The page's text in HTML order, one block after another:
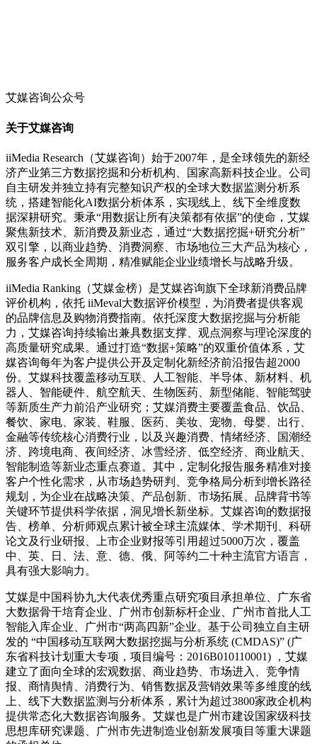
艾媒咨询公众号
关于艾媒咨询
iiMedia Research（艾媒咨询）始于2007年，是全球领先的新经
济产业第三方数据挖掘和分析机构、国家高新科技企业。公司
自主研发并独立持有完整知识产权的全球大数据监测分析系
统，搭建智能化AI数据分析体系，实现线上、线下全维度数
据深耕研究。秉承“用数据让所有决策都有依据”的使命，艾媒
聚焦新技术、新消费及新业态，通过“大数据挖掘+研究分析”
双引擎，以商业趋势、消费洞察、市场地位三大产品为核心，
服务客户成长全周期，精准赋能企业业绩增长与战略升级。
iiMedia Ranking（艾媒金榜）是艾媒咨询旗下全球新消费品牌
评价机构，依托 iiMeval大数据评价模型，为消费者提供客观
的品牌信息及购物消费指南。依托深度大数据挖掘与分析能
力，艾媒咨询持续输出兼具数据支撑、观点洞察与理论深度的
高质量研究成果。通过打造“数据+策略”的双重价值体系，艾
媒咨询每年为客户提供公开及定制化新经济前沿报告超2000
份。艾媒科技覆盖移动互联、人工智能、半导体、新材料、机
器人、智能硬件、航空航天、生物医药、新型储能、智能驾驶
等新质生产力前沿产业研究；艾媒消费主要覆盖食品、饮品、
餐饮、家电、家装、鞋服、医药、美妆、宠物、母婴、出行、
金融等传统核心消费行业，以及兴趣消费、情绪经济、国潮经
济、跨境电商、夜间经济、冰雪经济、低空经济、商业航天、
智能制造等新业态重点赛道。其中，定制化报告服务精准对接
客户个性化需求，从市场趋势研判、竞争格局分析到增长路径
规划，为企业在战略决策、产品创新、市场拓展、品牌背书等
关键环节提供科学依据，洞见增长新坐标。艾媒咨询的数据报
告、榜单、分析师观点累计被全球主流媒体、学术期刊、科研
论文及行业研报、上市企业财报等引用超过5000万次，覆盖
中、英、日、法、意、德、俄、阿等约二十种主流官方语言，
具有强大影响力。
艾媒是中国科协九大代表优秀重点研究项目承担单位、广东省
大数据骨干培育企业、广州市创新标杆企业、广州市首批人工
智能入库企业、广州市“两高四新”企业。基于公司独立自主研
发的 “中国移动互联网大数据挖掘与分析系统 (CMDAS)” (广
东省科技计划重大专项，项目编号：2016B010110001) ，艾媒
建立了面向全球的宏观数据、商业趋势、市场进入、竞争情
报、商情舆情、消费行为、销售数据及营销效果等多维度的线
上、线下大数据监测与分析体系，累计为超过3800家政企机构
提供常态化大数据咨询服务。艾媒也是广州市建设国家级科技
思想库研究课题、广州市先进制造业创新发展项目等重大课题